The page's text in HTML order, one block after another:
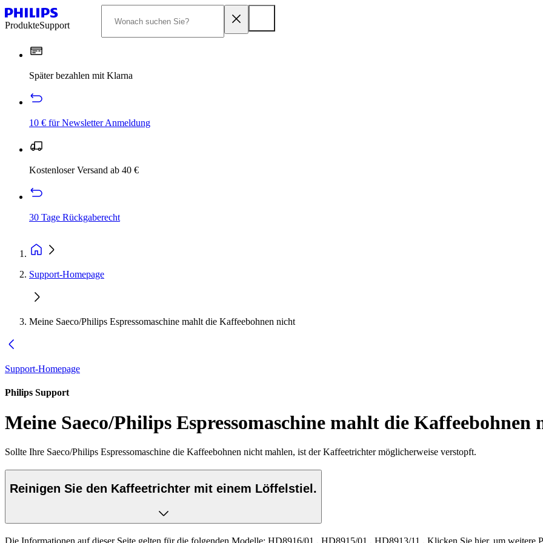
ProdukteSupport
Später bezahlen mit Klarna
10 € für Newsletter Anmeldung
Kostenloser Versand ab 40 €
30 Tage Rückgaberecht
Support-Homepage
Meine Saeco/Philips Espressomaschine mahlt die Kaffeebohnen nicht
Support-Homepage
Philips Support
Meine Saeco/Philips Espressomaschine mahlt die Kaffeebohnen
Sollte Ihre Saeco/Philips Espressomaschine die Kaffeebohnen nicht mahlen, ist der Kaffeetrichter möglicherweise verstopft.
Reinigen Sie den Kaffeetrichter mit einem Löffelstiel.